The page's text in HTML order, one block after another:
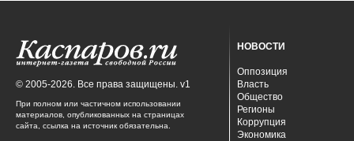
© 2005-2026. Все права защищены. v1
При полном или частичном использовании
материалов, опубликованных на страницах
сайта, ссылка на источник обязательна.
НОВОСТИ
Оппозиция
Власть
Общество
Регионы
Коррупция
Экономика